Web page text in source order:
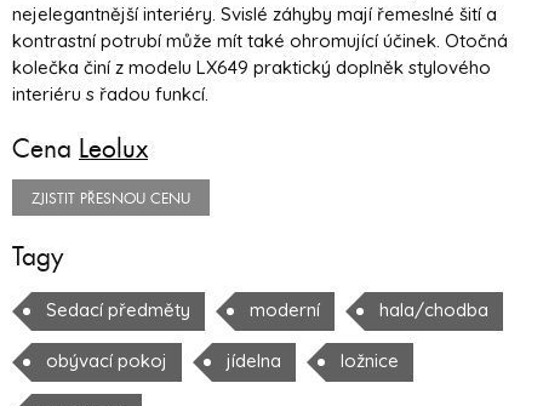
nejelegantnější interiéry. Svislé záhyby mají řemeslné šití a
kontrastní potrubí může mít také ohromující účinek. Otočná
kolečka činí z modelu LX649 praktický doplněk stylového
interiéru s řadou funkcí.
Cena Leolux
ZJISTIT PŘESNOU CENU
Tagy
Sedací předměty moderní hala/chodba
obývací pokoj jídelna ložnice